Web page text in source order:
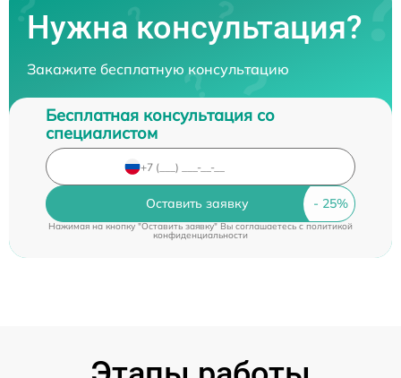
Нужна консультация?
Закажите бесплатную консультацию
Бесплатная консультация со
специалистом
Оставить заявку
Нажимая на кнопку "Оставить заявку" Вы соглашаетесь cполитикой
конфиденциальности